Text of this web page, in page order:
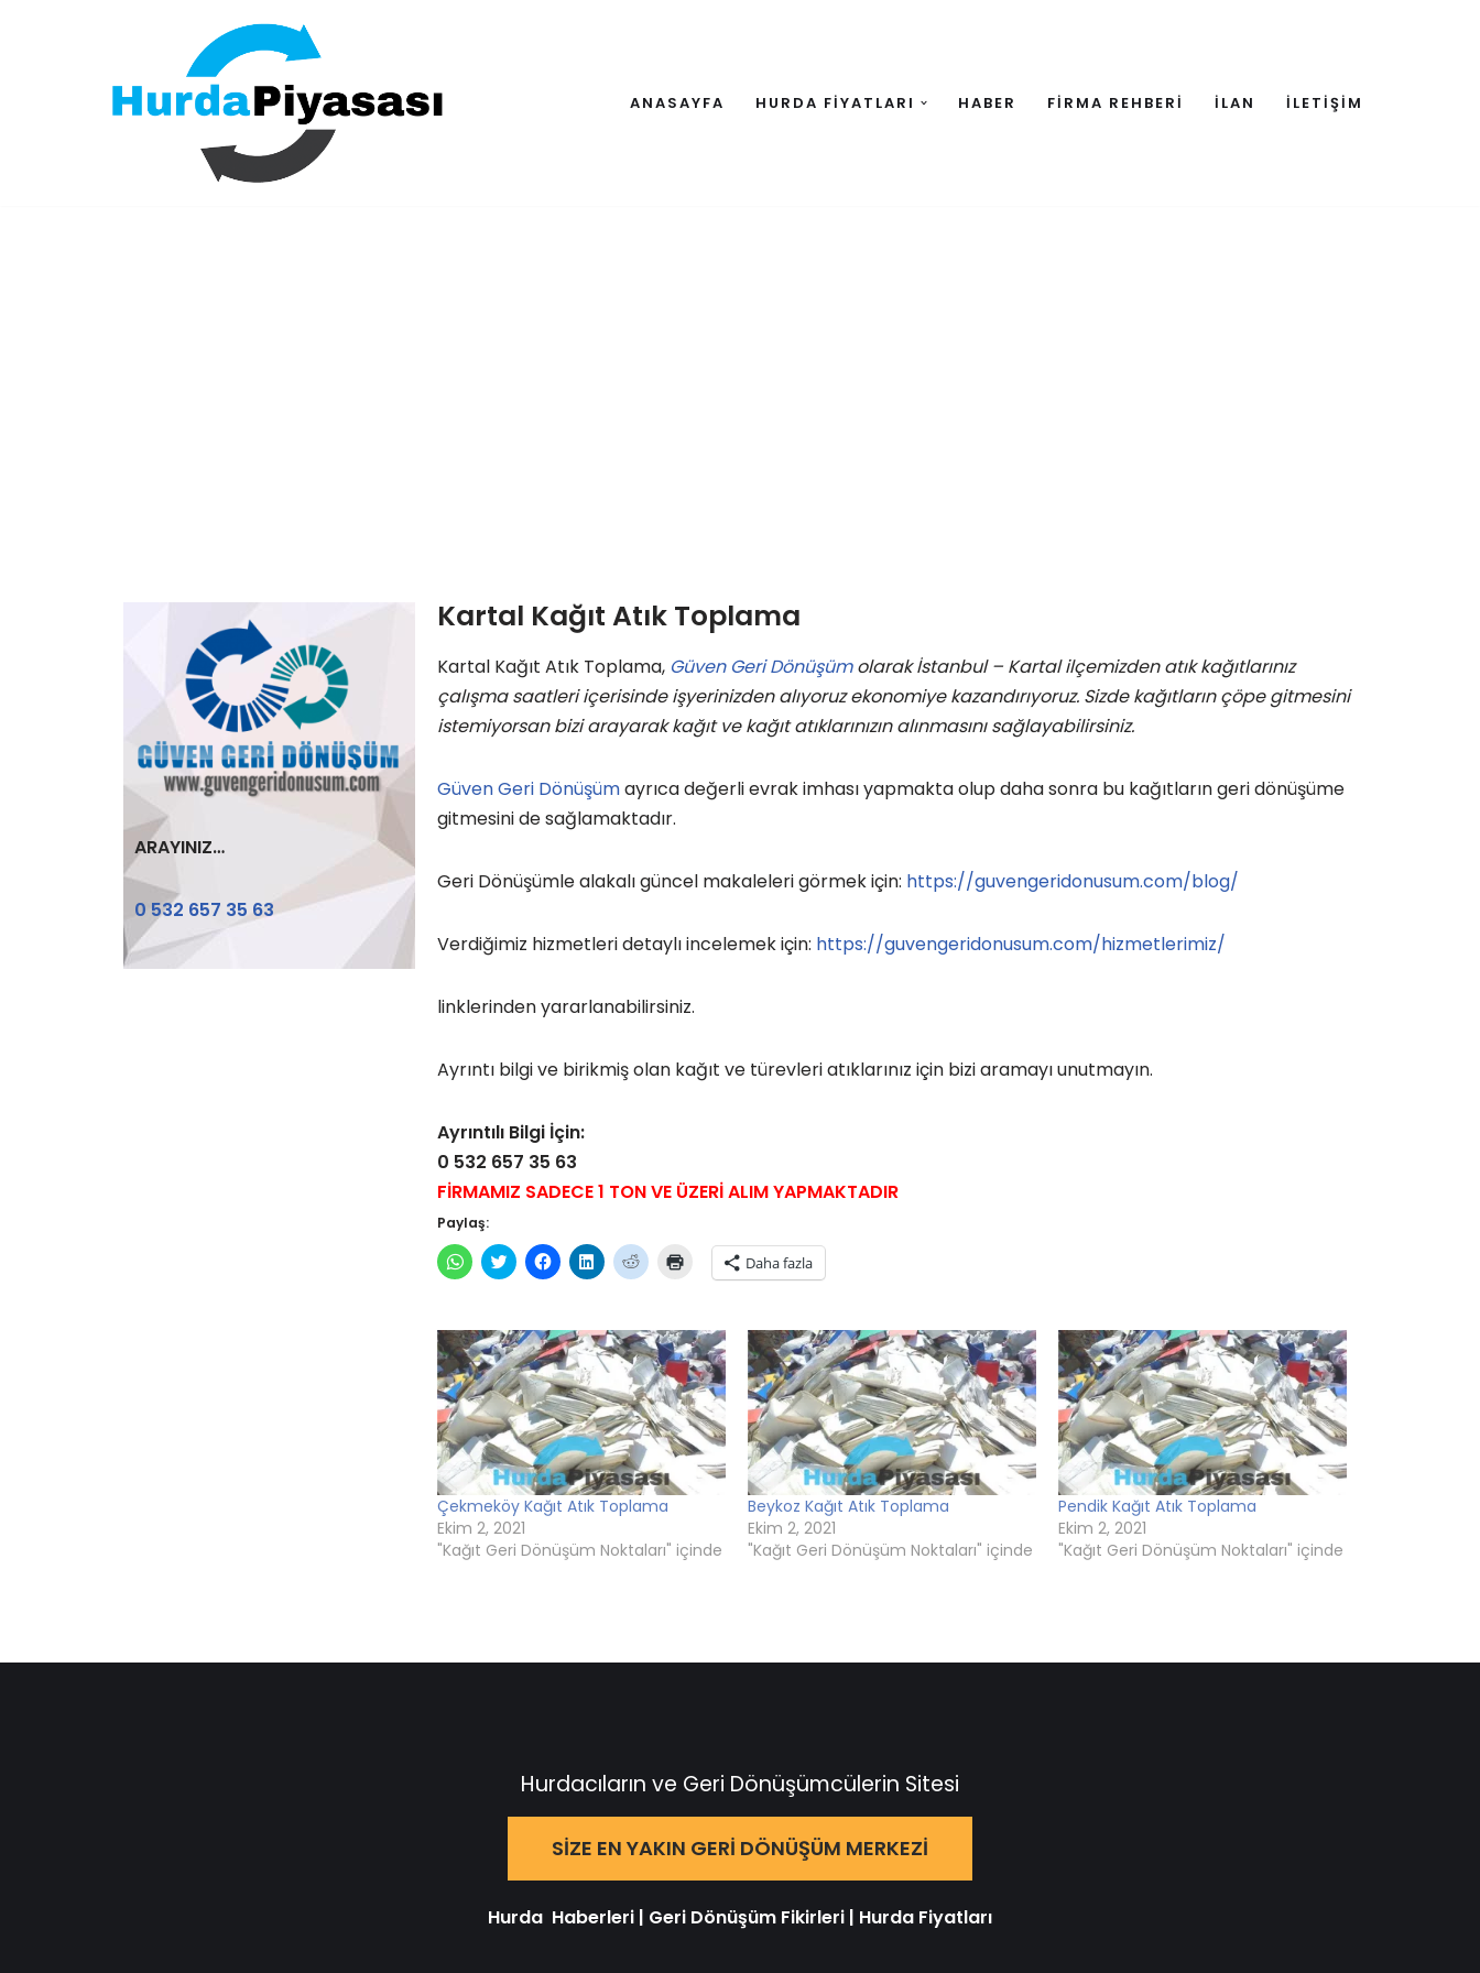
ANASAYFA HURDA FİYATLARI HABER FİRMA REHBERİ İLAN İLETİŞİM
ARAYINIZ…
0 532 657 35 63
Kartal Kağıt Atık Toplama
Kartal Kağıt Atık Toplama, Güven Geri Dönüşümolarak İstanbul – Kartal ilçemizden atık kağıtlarınız
çalışma saatleri içerisinde işyerinizden alıyoruz ekonomiye kazandırıyoruz. Sizde kağıtların çöpe gitmesini
istemiyorsan bizi arayarak kağıt ve kağıt atıklarınızın alınmasını sağlayabilirsiniz.
Güven Geri Dönüşümayrıca değerli evrak imhası yapmakta olup daha sonra bu kağıtların geri dönüşüme
gitmesini de sağlamaktadır.
Geri Dönüşümle alakalı güncel makaleleri görmek için: https://guvengeridonusum.com/blog/
Verdiğimiz hizmetleri detaylı incelemek için: https://guvengeridonusum.com/hizmetlerimiz/
linklerinden yararlanabilirsiniz.
Ayrıntı bilgi ve birikmiş olan kağıt ve türevleri atıklarınız için bizi aramayı unutmayın.
Ayrıntılı Bilgi İçin:
0 532 657 35 63
FİRMAMIZ SADECE 1 TON VE ÜZERİ ALIM YAPMAKTADIR
Paylaş:
WhatsApp'ta
paylaşmak
pencerede
açılır)
Twitter
üzerinde
(Yeni
pencerede
açılır)
Facebook'ta
paylaşmak
pencerede
açılır)
Linkedln
üzerinden
(Yeni
pencerede
açılır)
Reddit
üzerinde
(Yeni
pencerede
açılır)
Yazdırmak
tıklayın
açılır)
Daha fazla
Çekmeköy Kağıt Atık Toplama
Ekim 2, 2021
"Kağıt Geri Dönüşüm Noktaları" içinde
Beykoz Kağıt Atık Toplama
Ekim 2, 2021
"Kağıt Geri Dönüşüm Noktaları" içinde
Pendik Kağıt Atık Toplama
Ekim 2, 2021
"Kağıt Geri Dönüşüm Noktaları" içinde
Hurdacıların ve Geri Dönüşümcülerin Sitesi
SIZE EN YAKIN GERI DÖNÜŞÜM MERKEZI
Hurda Haberleri | Geri Dönüşüm Fikirleri | Hurda Fiyatları